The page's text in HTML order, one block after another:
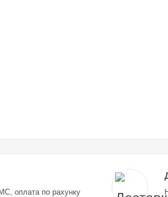
оплата по рахунку